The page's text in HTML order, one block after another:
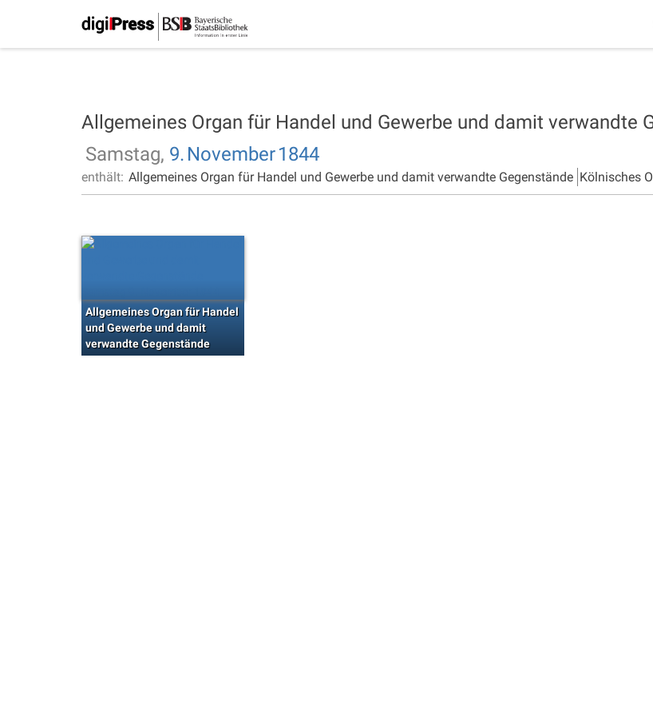
Allgemeines Organ für Handel und Gewerbe und damit verwandte
Samstag, 9. November1844
enthält: Allgemeines Organ für Handel und Gewerbe und damit verwandte Gegenstände Kölnisches
Allgemeines Organ für Handel
und Gewerbe und damit
verwandte Gegenstände